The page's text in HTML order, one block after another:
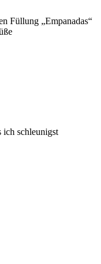
Füllung „Empanadas“
ich schleunigst